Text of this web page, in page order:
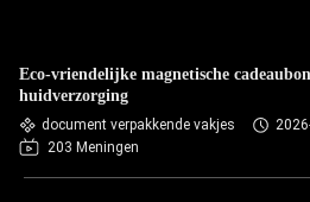
Eco-vriendelijke magnetische
huidverzorging
document verpakkende vakjes
203 Meningen